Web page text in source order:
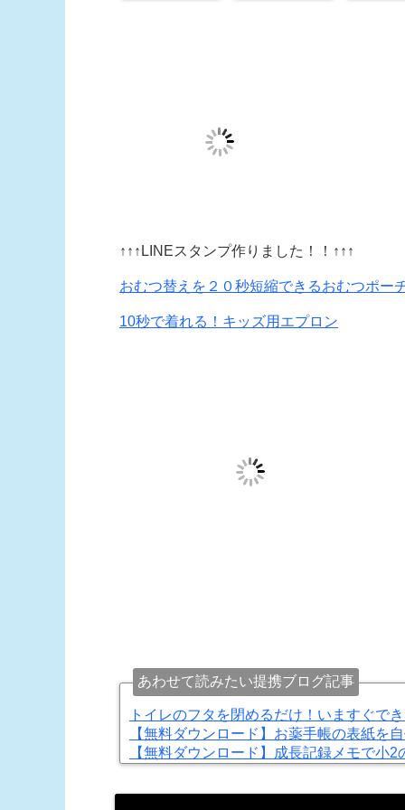
↑↑↑LINEスタンプ作りました！！↑↑↑
おむつ替えを２０秒短縮できるおむつポー
10秒で着れる！キッズ用エプロン
あわせて読みたい提携ブログ記事
トイレのフタを閉めるだけ！いますぐで
【無料ダウンロード】お薬手帳の表紙を
【無料ダウンロード】成長記録メモで小